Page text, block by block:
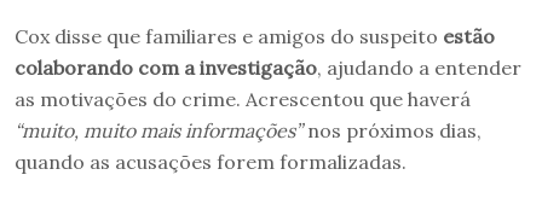
Cox disse que familiares e amigos do suspeito estão
colaborando com a investigação, ajudando a entender
as motivações do crime. Acrescentou que haverá
“muito, muito mais informações”nos próximos dias,
quando as acusações forem formalizadas.